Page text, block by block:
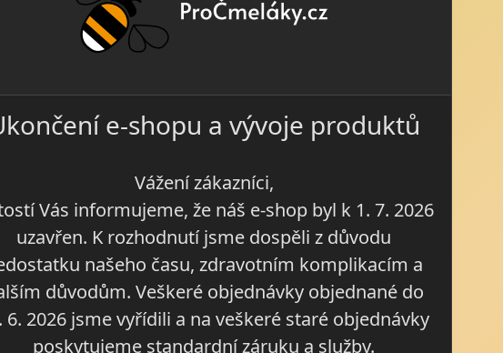
e-shopu a vývoje produktů
Vážení zákazníci,
Vás informujeme, že náš e-shop byl k 1. 7. 2026
uzavřen. K rozhodnutí jsme dospěli z důvodu
našeho času, zdravotním komplikacím a
důvodům. Veškeré objednávky objednané do
6. 2026 jsme vyřídili a na veškeré staré objednávky
poskytujeme standardní záruku a služby.